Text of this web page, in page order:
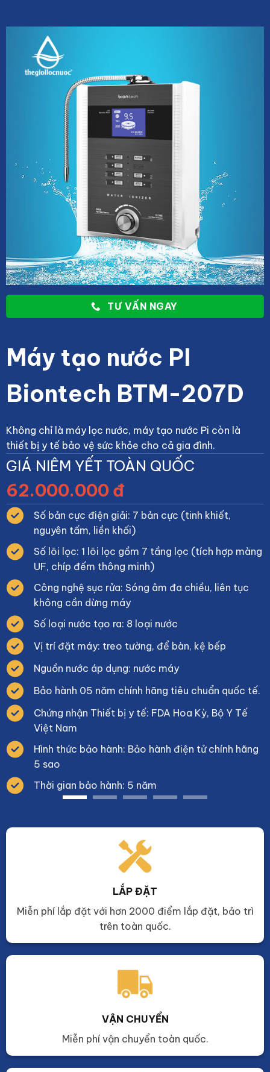
TƯ VẤN NGAY
Máy tạo nước PI
Biontech BTM-207D
Không chỉ là máy lọc nước, máy tạo nước Pi còn là
thiết bị y tế bảo vệ sức khỏe cho cả gia đình.
GIÁ NIÊM YẾT TOÀN QUỐC
62.000.000 đ
Số bản cực điện giải: 7 bản cực (tinh khiết,
nguyên tấm, liền khối)
Số lõi lọc: 1 lõi lọc gồm 7 tầng lọc (tích hợp màng
UF, chíp đếm thông minh)
Công nghệ sục rửa: Sóng âm đa chiều, liên tục
không cần dừng máy
Số loại nước tạo ra: 8 loại nước
Vị trí đặt máy: treo tường, để bàn, kệ bếp
Nguồn nước áp dụng: nước máy
Bảo hành 05 năm chính hãng tiêu chuẩn quốc tế.
Chứng nhận Thiết bị y tế: FDA Hoa Kỳ, Bộ Y Tế
Việt Nam
Hình thức bảo hành: Bảo hành điện tử chính hãng
5 sao
Thời gian bảo hành: 5 năm
LẮP ĐẶT
Miễn phí lắp đặt với hơn 2000 điểm lắp đặt, bảo trì
trên toàn quốc.
VẬN CHUYỂN
Miễn phí vận chuyển toàn quốc.